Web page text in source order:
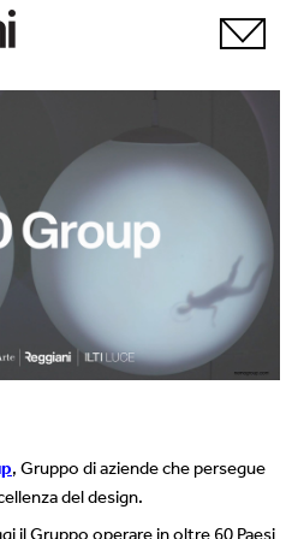
, Gruppo di aziende che persegue
del design.
il Gruppo operare in oltre 60 Paesi